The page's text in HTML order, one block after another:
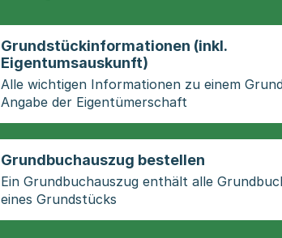
Grundstückinformationen (inkl.
Eigentumsauskunft)
Alle wichtigen Informationen zu einem
Angabe der Eigentümerschaft
Grundbuchauszug bestellen
Ein Grundbuchauszug enthält alle
eines Grundstücks